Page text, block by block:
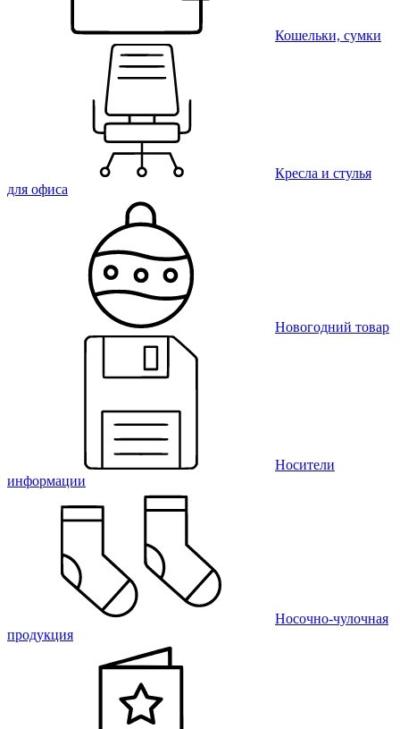
Кошельки, сумки
Кресла и стулья
для офиса
Новогодний товар
Носители
информации
Носочно-чулочная
продукция